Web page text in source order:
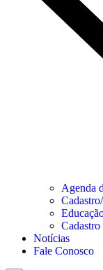
Agenda
Cadastro
Notícias
Fale Conosco